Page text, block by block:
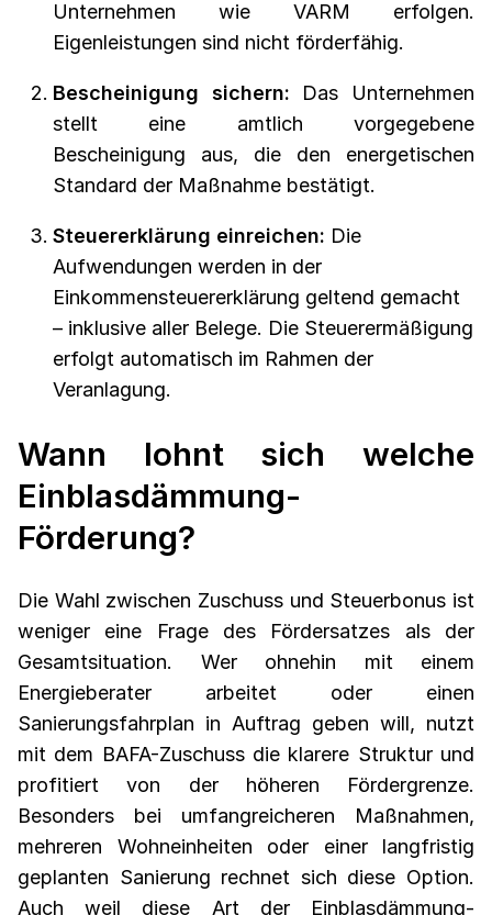
Unternehmen wie VARM erfolgen.
Eigenleistungen sind nicht förderfähig.
Bescheinigung sichern: Das Unternehmen
stellt eine amtlich vorgegebene
Bescheinigung aus, die den energetischen
Standard der Maßnahme bestätigt.
Steuererklärung einreichen: Die
Aufwendungen werden in der
Einkommensteuererklärung geltend gemacht
– inklusive aller Belege. Die Steuerermäßigung
erfolgt automatisch im Rahmen der
Veranlagung.
Wann lohnt sich welche
Einblasdämmung-
Förderung?
Die Wahl zwischen Zuschuss und Steuerbonus ist
weniger eine Frage des Fördersatzes als der
Gesamtsituation. Wer ohnehin mit einem
Energieberater arbeitet oder einen
Sanierungsfahrplan in Auftrag geben will, nutzt
mit dem BAFA-Zuschuss die klarere Struktur und
profitiert von der höheren Fördergrenze.
Besonders bei umfangreicheren Maßnahmen,
mehreren Wohneinheiten oder einer langfristig
geplanten Sanierung rechnet sich diese Option.
Auch weil diese Art der Einblasdämmung-